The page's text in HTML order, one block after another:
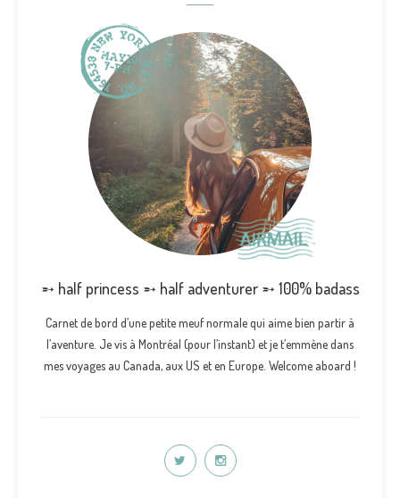
➵ half princess ➵ half adventurer ➵ 100% badass
Carnet de bord d’une petite meuf normale qui aime bien partir à
l’aventure. Je vis à Montréal (pour l’instant) et je t’emmène dans
mes voyages au Canada, aux US et en Europe. Welcome aboard !